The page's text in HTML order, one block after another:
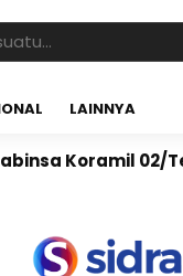
LAINNYA
Tellu Limpoe